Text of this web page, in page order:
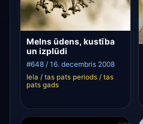
Melns ūdens, kustība
un izplūdi
#648 / 16. decembris 2008
Iela / tas pats periods / tas
pats gads